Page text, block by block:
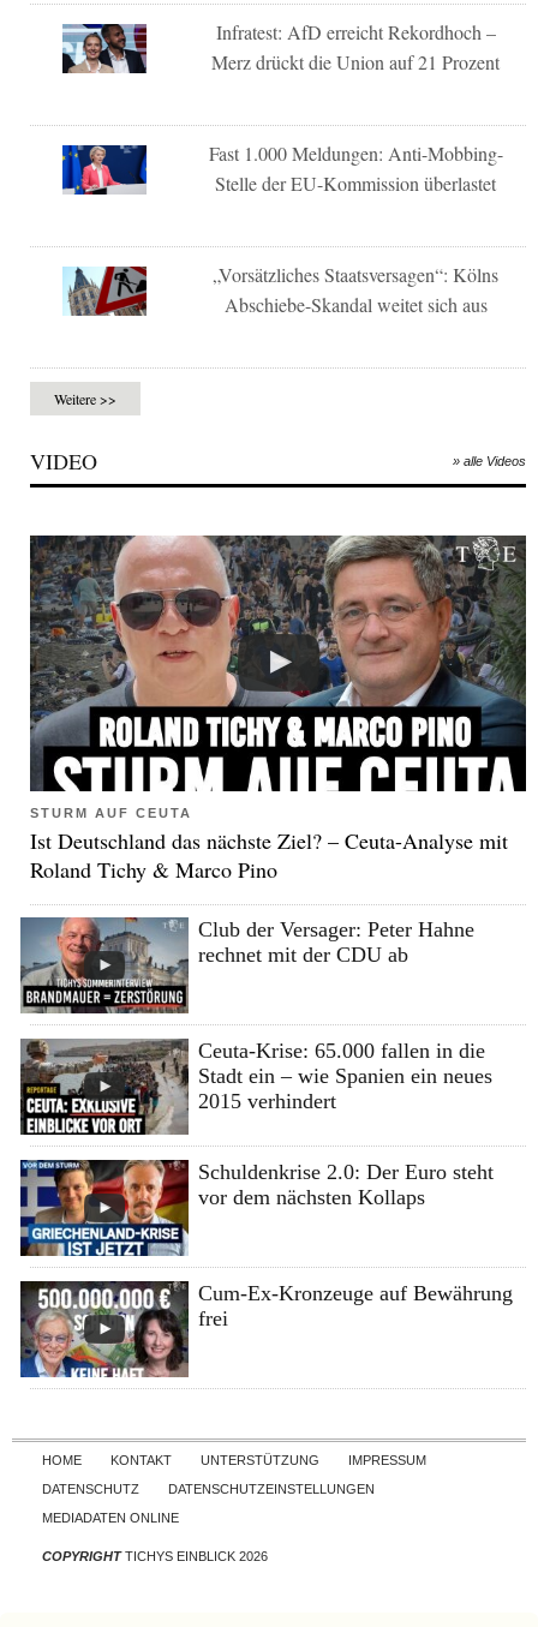
Infratest: AfD erreicht Rekordhoch –
Merz drückt die Union auf 21 Prozent
Fast 1.000 Meldungen: Anti-Mobbing-
Stelle der EU-Kommission überlastet
„Vorsätzliches Staatsversagen“: Kölns
Abschiebe-Skandal weitet sich aus
Weitere >>
VIDEO » alle Videos
STURM AUF CEUTA
Ist Deutschland das nächste Ziel? – Ceuta-Analyse mit
Roland Tichy & Marco Pino
Club der Versager: Peter Hahne
rechnet mit der CDU ab
Ceuta-Krise: 65.000 fallen in die
Stadt ein – wie Spanien ein neues
2015 verhindert
Schuldenkrise 2.0: Der Euro steht
vor dem nächsten Kollaps
Cum-Ex-Kronzeuge auf Bewährung
frei
Skip to content
HOME KONTAKT UNTERSTÜTZUNG
IMPRESSUM
DATENSCHUTZ
DATENSCHUTZEINSTELLUNGEN
MEDIADATEN ONLINE
COPYRIGHTTICHYS EINBLICK 2026